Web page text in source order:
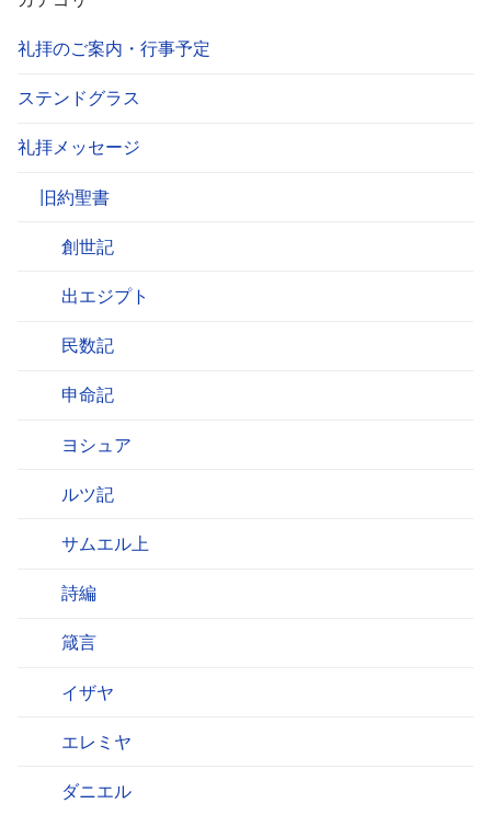
礼拝のご案内・行事予定
ステンドグラス
礼拝メッセージ
旧約聖書
創世記
出エジプト
民数記
申命記
ヨシュア
ルツ記
サムエル上
詩編
箴言
イザヤ
エレミヤ
ダニエル